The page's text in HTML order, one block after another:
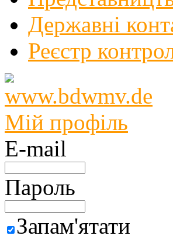
Державні
Реєстр
Мій профіль
E-mail
Пароль
Запам'ятати